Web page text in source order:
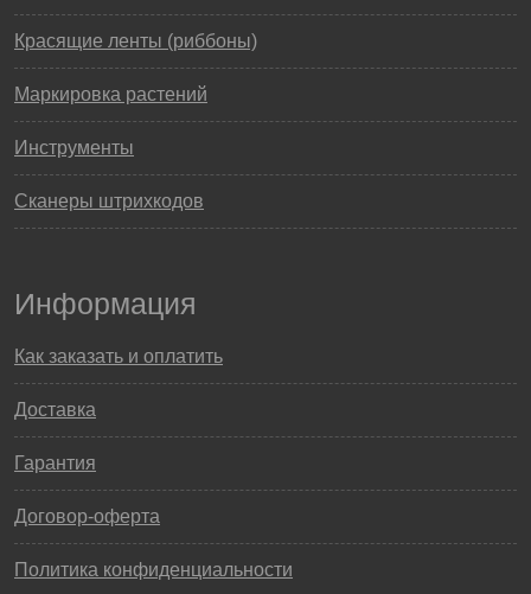
Красящие ленты (риббоны)
Маркировка растений
Инструменты
Сканеры штрихкодов
Информация
Как заказать и оплатить
Доставка
Гарантия
Договор-оферта
Политика конфиденциальности